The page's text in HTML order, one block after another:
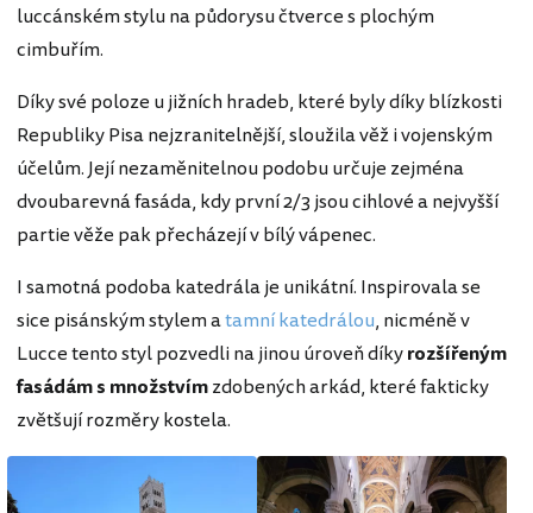
luccánském stylu na půdorysu čtverce s plochým
cimbuřím.
Díky své poloze u jižních hradeb, které byly díky blízkosti
Republiky Pisa nejzranitelnější, sloužila věž i vojenským
účelům. Její nezaměnitelnou podobu určuje zejména
dvoubarevná fasáda, kdy první 2/3 jsou cihlové a nejvyšší
partie věže pak přecházejí v bílý vápenec.
I samotná podoba katedrála je unikátní. Inspirovala se
sice pisánským stylem atamní katedrálou, nicméně v
Lucce tento styl pozvedli na jinou úroveň díkyrozšířeným
fasádám s množstvímzdobených arkád, které fakticky
zvětšují rozměry kostela.